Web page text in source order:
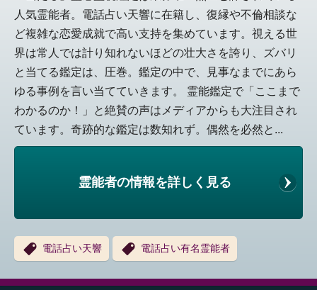
人気霊能者。電話占い天響に在籍し、復縁や不倫相談な
ど複雑な恋愛成就で高い支持を集めています。視える世
界は常人では計り知れないほどの壮大さを誇り、ズバリ
と当てる鑑定は、圧巻。鑑定の中で、見事なまでにあら
ゆる事例を言い当てていきます。 霊能鑑定で「ここまで
わかるのか！」と絶賛の声はメディアからも大注目され
ています。奇跡的な鑑定は数知れず。偶然を必然と...
霊能者の情報を詳しく見る
電話占い天響 電話占い有名霊能者